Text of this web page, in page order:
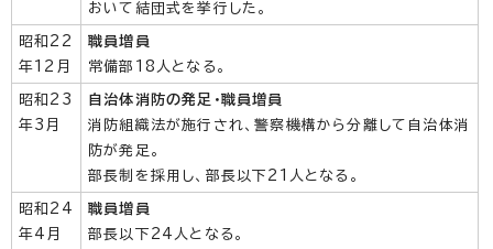
おいて結団式を挙行した。
昭和22
年12月
職員増員
常備部18人となる。
昭和23
年3月
自治体消防の発足・職員増員
消防組織法が施行され、警察機構から分離して自治体消
防が発足。
部長制を採用し、部長以下21人となる。
昭和24
年4月
職員増員
部長以下24人となる。